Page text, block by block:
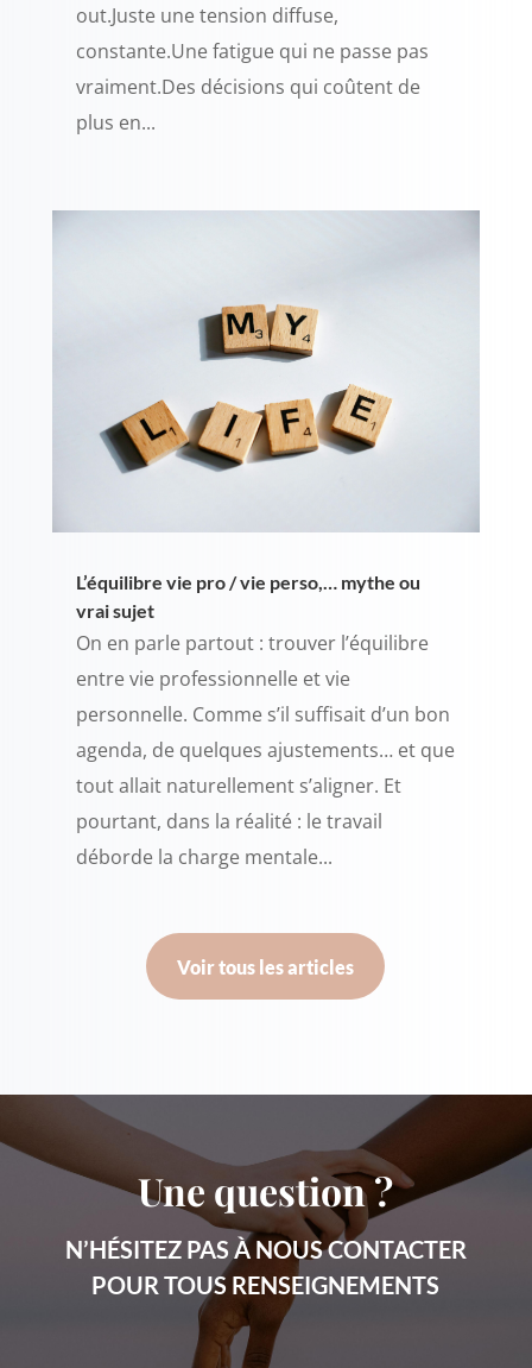
out.Juste une tension diffuse,
constante.Une fatigue qui ne passe pas
vraiment.Des décisions qui coûtent de
plus en...
L’équilibre vie pro / vie perso,… mythe ou
vrai sujet
On en parle partout : trouver l’équilibre
entre vie professionnelle et vie
personnelle. Comme s’il suffisait d’un bon
agenda, de quelques ajustements… et que
tout allait naturellement s’aligner. Et
pourtant, dans la réalité : le travail
déborde la charge mentale...
Voir tous les articles
Une question ?
N’HÉSITEZ PAS À NOUS CONTACTER
POUR TOUS RENSEIGNEMENTS